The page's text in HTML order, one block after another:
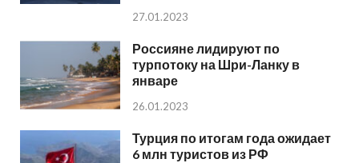
27.01.2023
Россияне лидируют по
турпотоку на Шри-Ланку в
январе
26.01.2023
Турция по итогам года ожидает
6 млн туристов из РФ